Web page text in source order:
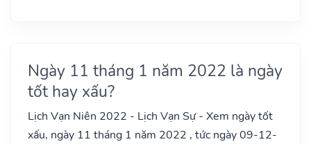
Ngày 11 tháng 1 năm 2022 là ngày
tốt hay xấu?
Lịch Vạn Niên 2022 - Lịch Vạn Sự - Xem ngày tốt
xấu, ngày 11 tháng 1 năm 2022 , tức ngày 09-12-